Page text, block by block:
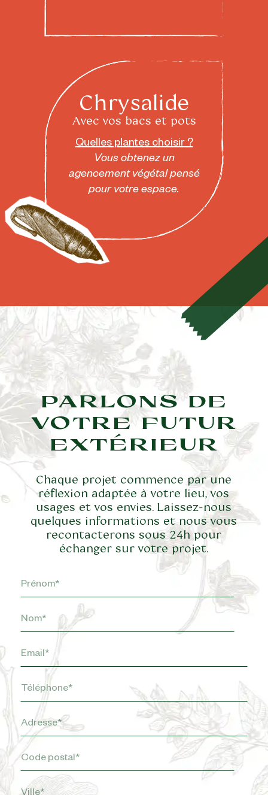
Chrysalide
Avec vos bacs et pots
Quelles plantes choisir ?
Vous obtenez un
agencement végétal pensé
pour votre espace.
PARLONS DE
VOTRE FUTUR
EXTÉRIEUR
Chaque projet commence par une
réflexion adaptée à votre lieu, vos
usages et vos envies. Laissez-nous
quelques informations et nous vous
recontacterons sous 24h pour
échanger sur votre projet.
Prénom
*
Nom
*
E-
mail
*
Téléphone
*
Adresse
*
Code
postal
*
Ville